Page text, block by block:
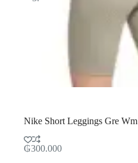
Nike Short Leggings Gre Wm
₲300.000